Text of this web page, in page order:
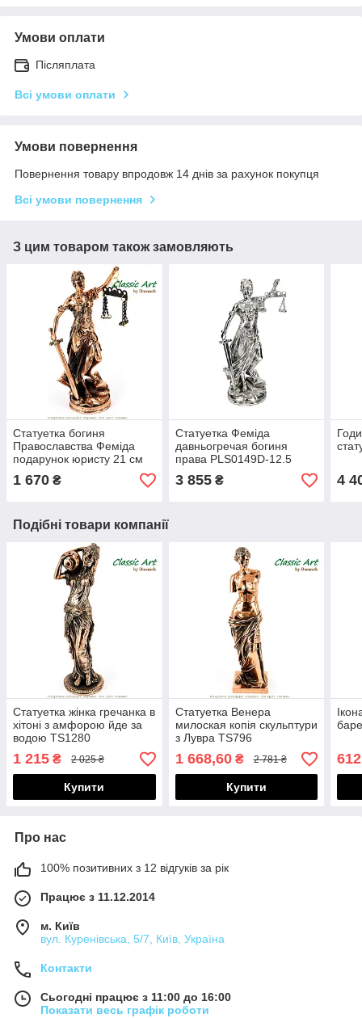
Умови оплати
Післяплата
Всі умови оплати
Умови повернення
Повернення товару впродовж 14 днів за рахунок покупця
Всі умови повернення
З цим товаром також замовляють
Статуетка богиня
Православства Феміда
подарунок юристу 21 см
TS1041
1 670 ₴
Статуетка Феміда
давньогречая богиня
права PLS0149D-12.5
3 855₴ 4
Подібні товари компанії
Статуетка жінка гречанка в
хітоні з амфорою йде за
водою TS1280
1 215 ₴ 2 025 ₴
Купити
Статуетка Венера
милоская копія скульптури
з Лувра TS796
1 668,60₴ 2 781 ₴
Купити
Про нас
100% позитивних з 12 відгуків за рік
Працює з 11.12.2014
м. Київ
вул. Куренівська, 5/7, Київ, Україна
Контакти
Сьогодні працює з 11:00 до 16:00
Показати весь графік роботи